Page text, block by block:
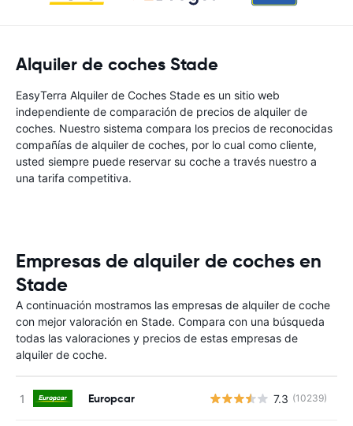
Alquiler de coches Stade
EasyTerra Alquiler de Coches Stade es un sitio web
independiente de comparación de precios de alquiler de
coches. Nuestro sistema compara los precios de reconocidas
compañías de alquiler de coches, por lo cual como cliente,
usted siempre puede reservar su coche a través nuestro a
una tarifa competitiva.
Empresas de alquiler de coches en
Stade
A continuación mostramos las empresas de alquiler de coche
con mejor valoración en Stade. Compara con una búsqueda
todas las valoraciones y precios de estas empresas de
alquiler de coche.
Europcar 7.3 (10239)